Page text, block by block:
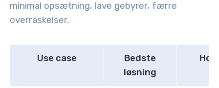
minimal opsætning, lave gebyrer, færre
overraskelser.
Use case
Bedste
løsning